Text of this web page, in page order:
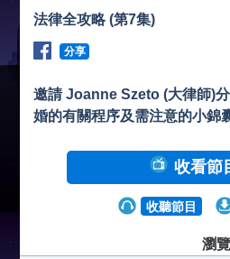
法律全攻略 (第7集)
分享
邀請 Joanne Szeto (大律師)
婚的有關程序及需注意的小錦
收看節
收聽節目
瀏